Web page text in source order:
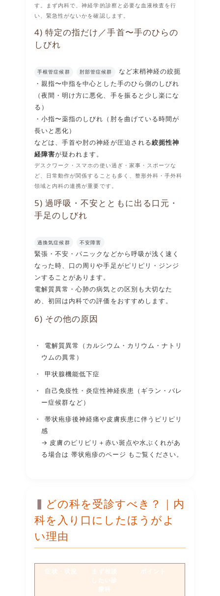
す。まず内科で、神経学的診察と必要な血液検査を行
い、緊急性がないかを確認します。
4) 特定の指だけ／手首〜手のひらの
しびれ
手根管症候群 肘部管症候群
など末梢神経の絞扼
・親指〜中指を中心とした手のひら側のしびれ
（夜間・明け方に悪化、手を振ると少し楽にな
る）
・小指〜薬指のしびれ（肘を曲げている時間が
長いと悪化）
などは、手首や肘の神経が圧迫される絞扼性神
経障害が疑われます。
デスクワーク・スマホの使い過ぎ・家事・スポーツな
ど、日常動作が関係することも多く、整形外科・手外科
領域と内科の連携が重要です。
5) 過呼吸・不安とともに出る口元・
手足のしびれ
過換気症候群 不安障害
緊張・不安・パニックなどから呼吸が浅く速く
なった時、口の周りや手足がピリピリ・ジンジ
ンすることがあります。
電解質異常・心肺の病気との区別も大切なた
め、初回は内科での評価をおすすめします。
6) その他の原因
電解質異常（カルシウム・カリウム・ナトリ
ウムの異常）
甲状腺機能低下症
自己免疫性・炎症性神経疾患（ギラン・バレ
ー症候群など）
帯状疱疹後神経痛や皮膚疾患に伴うピリピリ
感
→ 皮膚のピリピリ＋赤い斑点や水ぶくれがあ
る場合は 帯状疱疹のページ もご覧ください。
どの科を受診すべき？｜内
科を入り口にしたほうがよ
い理由